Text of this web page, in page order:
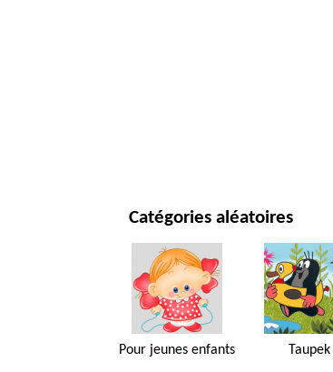
Catégories aléatoires
Pour jeunes enfants Taupek